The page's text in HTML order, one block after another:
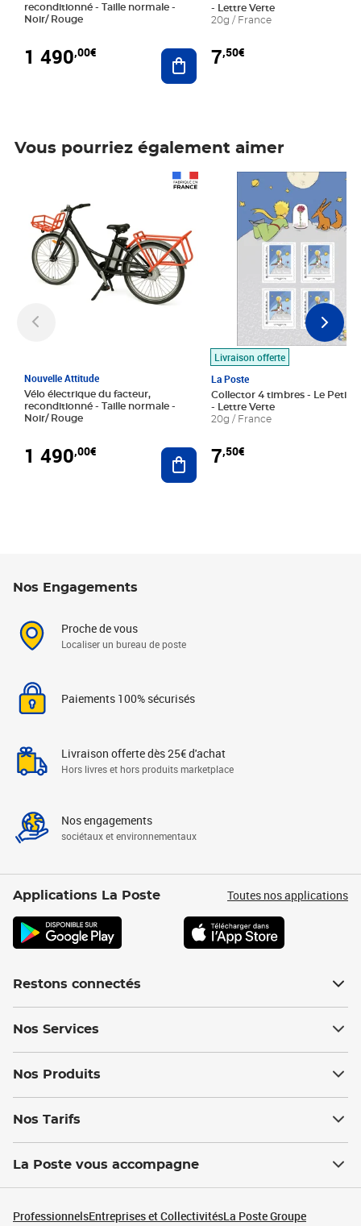
reconditionné - Taille normale -
Noir/ Rouge
1 490,00€ Ajouter au panier
- Lettre Verte
20g / France
7,50€
Vous pourriez également aimer
Nouvelle Attitude
Vélo électrique du facteur,
reconditionné - Taille normale -
Noir/ Rouge
1 490,00€ Ajouter au panier
Livraison offerte
La Poste
Collector 4 timbres - Le Petit
- Lettre Verte
20g / France
7,50€
Prix 7,50€
Nos Engagements
Proche de vous
Localiser un bureau de poste
Paiements 100% sécurisés
Livraison offerte dès 25€ d'achat
Hors livres et hors produits marketplace
Nos engagements
sociétaux et environnementaux
Applications La Poste Toutes nos applications
Restons connectés
Nos Services
Nos Produits
Nos Tarifs
La Poste vous accompagne
ProfessionnelsEntreprises et CollectivitésLa Poste Groupe